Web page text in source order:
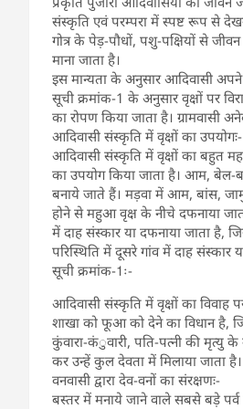
संस्कृति एवं परम्परा में स्पष्ट रूप से
गोत्र के पेड़-पौधों, पशु-पक्षियों से
माना जाता है।
इस मान्यता के अनुसार आदिवासी अपने
सूची क्रमांक-1 के अनुसार वृक्षों पर
का रोपण किया जाता है। ग्रामवासी
आदिवासी संस्कृति में वृक्षों का उपयोगः-
आदिवासी संस्कृति में वृक्षों का बहुत
का उपयोग किया जाता है। आम, बेल-
बनाये जाते हैं। मड़वा में आम, बांस,
होने से महुआ वृक्ष के नीचे दफनाया
में दाह संस्कार या दफनाया जाता है,
परिस्थिति में दूसरे गांव में दाह
सूची क्रमांक-1ः-
आदिवासी संस्कृति में वृक्षों का विवाह
शाखा को फूआ को देने का विधान है,
कुंवारा-कंुवारी, पति-पत्नी की मृत्यु के
कर उन्हें कुल देवता में मिलाया जाता
वनवासी द्वारा देव-वनों का संरक्षणः-
बस्तर में मनाये जाने वाले सबसे बड़े